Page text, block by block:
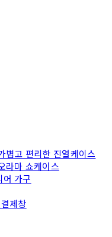
볍고 편리한 진열케이스
라마 쇼케이스
가구
제창